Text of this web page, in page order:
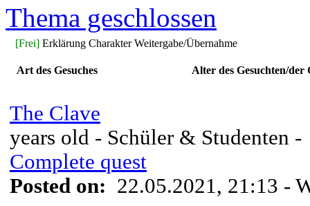
Thema geschlossen
[Frei] Erklärung Charakter Weitergabe/Übernahme
Art des Gesuches Alter des Gesuchten/der
The Clave
years old - Schüler & Studenten -
Complete quest
Posted on: 22.05.2021, 21:13 -